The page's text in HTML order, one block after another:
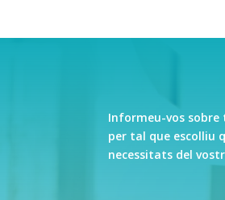
Informeu-vos sobre
per tal que escolliu
necessitats del